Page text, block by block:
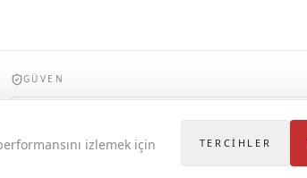
GÜVEN
izlemek için
TERCIHLER